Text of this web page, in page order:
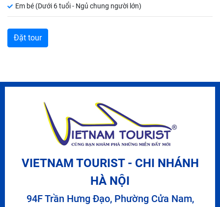
Em bé (Dưới 6 tuổi - Ngủ chung người lớn)
VIETNAM TOURIST - CHI NHÁNH
HÀ NỘI
94F Trần Hưng Đạo, Phường Cửa Nam,